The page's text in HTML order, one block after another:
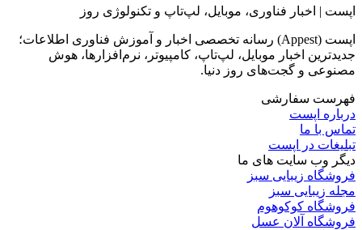
اپست | اخبار فناوری، موبایل، لپ‌تاپ و تکنولوژی روز
اپست (Appest) رسانه تخصصی اخبار و آموزش فناوری اطلاعات؛
جدیدترین اخبار موبایل، لپ‌تاپ، کامپیوتر، نرم‌افزارها، هوش
مصنوعی و گجت‌های روز دنیا.
فهرست سفارشی
درباره اپست
تماس با ما
تبلیغات در اپست
دیگر وب سایت های ما
فروشگاه زیبایی سبز
مجله زیبایی سبز
فروشگاه کوکوهوم
فروشگاه آلان عسل